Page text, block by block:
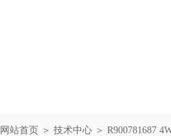
网站首页 ＞ 技术中心 ＞ R900781687